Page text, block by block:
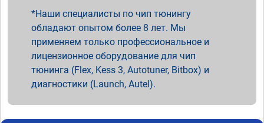
Наши специалисты по чип тюнингу
обладают опытом более 8 лет. Мы
применяем только профессиональное и
лицензионное оборудование для чип
тюнинга (Flex, Kess 3, Autotuner, Bitbox) и
диагностики (Launch, Autel).